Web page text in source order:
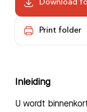
Download
Print folder
Inleiding
U wordt